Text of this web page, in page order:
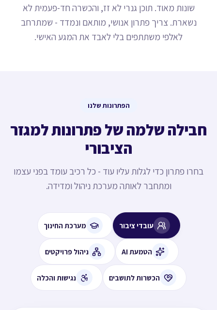
שונות מאוד. תוכן גנרי לא זז, והכשרה חד-פעמית לא
נשארת. צריך פתרון אנושי, מותאם ונמדד - שמתרחב
לאלפי משתתפים בלי לאבד את המגע האישי.
הפתרונות שלנו
חבילה שלמה של פתרונות למגזר
הציבורי
בחרו פתרון כדי לגלות עליו עוד - כל רכיב עומד בפני עצמו
ומתחבר לאותה מערכת ניהול ומדידה.
עובדי ציבור מערכת החינוך
הטמעת AI ניהול פרויקטים
הכשרות לתושבים נגישות והכלה